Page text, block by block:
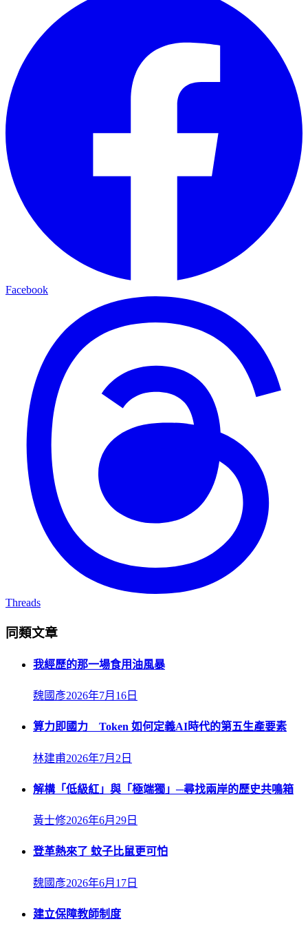
Facebook
Threads
同類文章
我經歷的那一場食用油風暴
魏國彥2026年7月16日
算力即國力 Token 如何定義AI時代的第五生產要素
林建甫2026年7月2日
解構「低級紅」與「極端獨」─尋找兩岸的歷史共鳴箱
黃士修2026年6月29日
登革熱來了 蚊子比鼠更可怕
魏國彥2026年6月17日
建立保障教師制度